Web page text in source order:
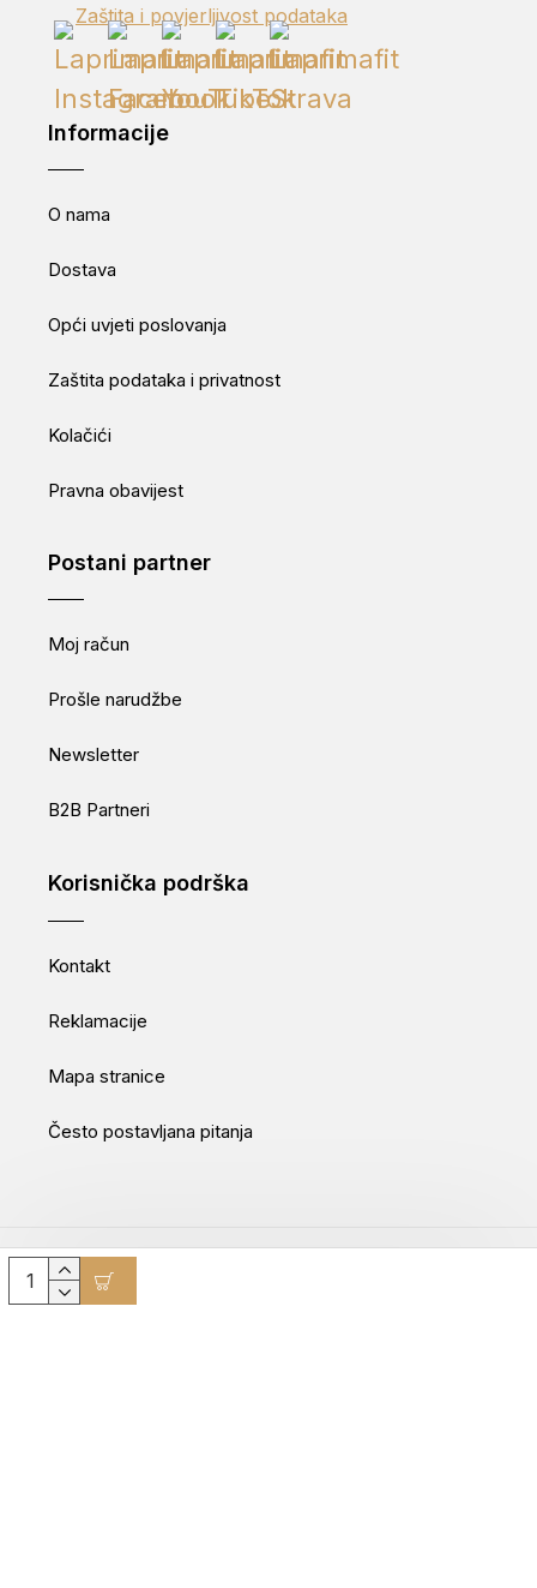
Zaštita i povjerljivost podataka
Informacije
O nama
Dostava
Opći uvjeti poslovanja
Zaštita podataka i privatnost
Kolačići
Pravna obavijest
Postani partner
Moj račun
Prošle narudžbe
Newsletter
B2B Partneri
Korisnička podrška
Kontakt
Reklamacije
Mapa stranice
Često postavljana pitanja